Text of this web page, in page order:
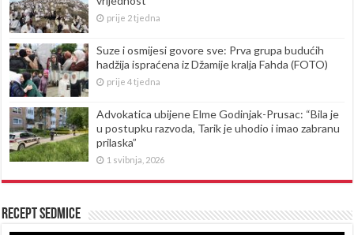
prije 2 tjedna
Suze i osmijesi govore sve: Prva grupa budućih
hadžija ispraćena iz Džamije kralja Fahda (FOTO)
prije 4 tjedna
Advokatica ubijene Elme Godinjak-Prusac: “Bila je
u postupku razvoda, Tarik je uhodio i imao zabranu
prilaska”
1 svibnja, 2026
Recept sedmice